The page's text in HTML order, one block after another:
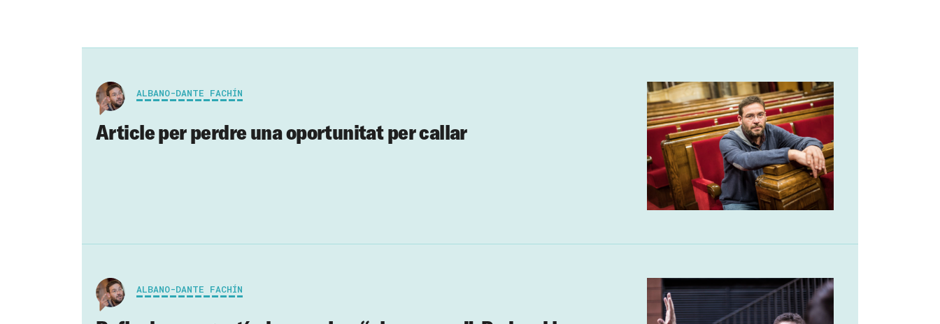
ALBANO-DANTE FACHÍN
Article per perdre una oportunitat per callar
ALBANO-DANTE FACHÍN